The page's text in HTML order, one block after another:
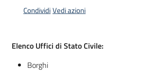
Servizi
Centri
per
CondividiVedi azioni
Elenco Uffici di Stato Civile:
Borghi